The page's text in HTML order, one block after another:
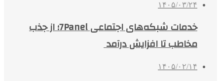
۱۴۰۵/۰۳/۲۴
خدمات شبکه‌های اجتماعی 7Panel؛ از جذب
مخاطب تا افزایش درآمد
۱۴۰۵/۰۲/۱۴